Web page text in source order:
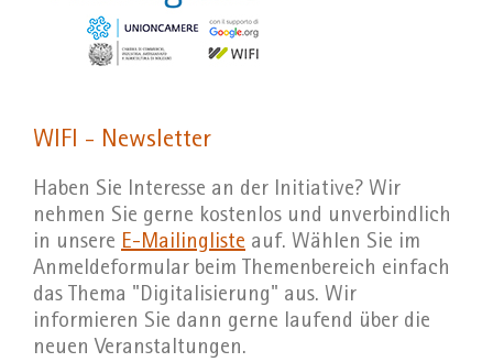
WIFI - Newsletter
Haben Sie Interesse an der Initiative? Wir
nehmen Sie gerne kostenlos und unverbindlich
in unsere E-Mailingliste auf. Wählen Sie im
Anmeldeformular beim Themenbereich einfach
das Thema "Digitalisierung" aus. Wir
informieren Sie dann gerne laufend über die
neuen Veranstaltungen.